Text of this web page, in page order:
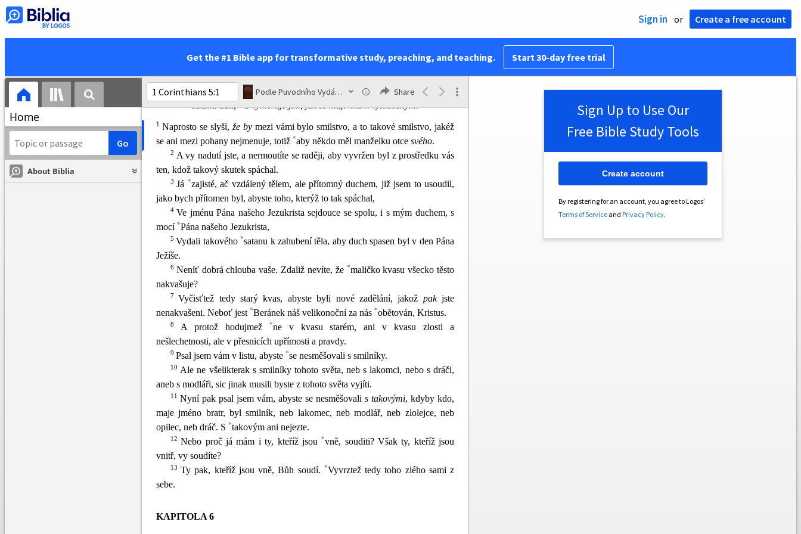
Sign in or Create a free account
Get the #1 Bible app for transformative study, preaching, and teaching. Start 30-day free trial
Home
About Biblia
Podle Puvodního Vydání Kralického Share
Viní Korintské apoštol, že hanebného hříšníka mezi sebou trpěli.
Velí jej
satanu dáti, a vyměřuje jim, jak se mají míti k vyloučeným.
1 Naprosto se slyší, že bymezi vámi bylo smilstvo, a to takové smilstvo, jakéž
se ani mezi pohany nejmenuje, totiž *aby někdo měl manželku otce svého.
2 A vy nadutí jste, a nermoutíte se raději, aby vyvržen byl z prostředku vás
ten, kdož takový skutek spáchal.
3 Já *zajisté, ač vzdálený tělem, ale přítomný duchem, již jsem to usoudil,
jako bych přítomen byl, abyste toho, kterýž to tak spáchal,
4Ve jménu Pána našeho Jezukrista sejdouce se spolu, i s mým duchem, s
mocí *Pána našeho Jezukrista,
5Vydali takového*satanu k zahubení těla, aby duch spasen byl v den Pána
Ježíše.
6 Neníť dobrá chlouba vaše. Zdaliž nevíte, že *maličko kvasu všecko těsto
nakvašuje?
7Vyčisťtež tedy starý kvas, abyste byli nové zadělání, jakož pakjste
nenakvašeni. Neboť jest *Beránek náš velikonoční za nás *obětován, Kristus.
8 A protož hodujmež *ne v kvasu starém, ani v kvasu zlosti a
nešlechetnosti, ale v přesnicích upřímosti a pravdy.
9 Psal jsem vám v listu, abyste *se nesměšovali s smilníky.
10 Ale ne všelikterak s smilníky tohoto světa, neb s lakomci, nebo s dráči,
aneb s modláři, sic jinak musili byste z tohoto světa vyjíti.
11 Nyní pak psal jsem vám, abyste se nesměšovali s takovými, kdyby kdo,
maje jméno bratr, byl smilník, neb lakomec, neb modlář, neb zlolejce, neb
opilec, neb dráč. S *takovým ani nejezte.
12Nebo proč já mám i ty, kteříž jsou*vně, souditi? Však ty, kteříž jsou
vnitř, vy soudíte?
13Ty pak, kteříž jsou vně, Bůh soudí. *Vyvrztež tedy toho zlého sami z
sebe.
KAPITOLA 6
Sign Up to Use Our
Free Bible Study Tools
By registering for an account, you agree to Logos’
Terms of Serviceand Privacy Policy.
Create account